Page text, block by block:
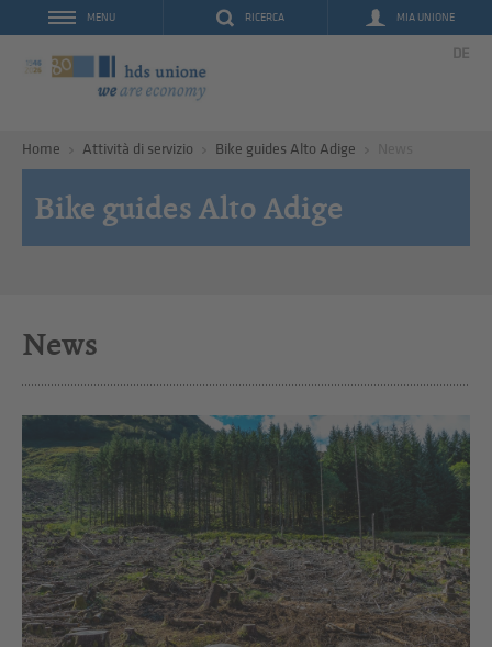
RICERCA MIA UNIONE
MENU
DE
Home Attività di servizio Bike guides Alto Adige
Bike guides Alto Adige
News